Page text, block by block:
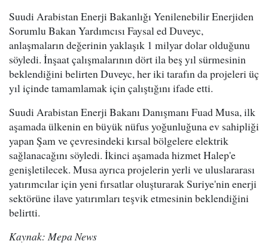
Suudi Arabistan Enerji Bakanlığı Yenilenebilir Enerjiden
Sorumlu Bakan Yardımcısı Faysal ed Duveyc,
anlaşmaların değerinin yaklaşık 1 milyar dolar olduğunu
söyledi. İnşaat çalışmalarının dört ila beş yıl sürmesinin
beklendiğini belirten Duveyc, her iki tarafın da projeleri üç
yıl içinde tamamlamak için çalıştığını ifade etti.
Suudi Arabistan Enerji Bakanı Danışmanı Fuad Musa, ilk
aşamada ülkenin en büyük nüfus yoğunluğuna ev sahipliği
yapan Şam ve çevresindeki kırsal bölgelere elektrik
sağlanacağını söyledi. İkinci aşamada hizmet Halep'e
genişletilecek. Musa ayrıca projelerin yerli ve uluslararası
yatırımcılar için yeni fırsatlar oluşturarak Suriye'nin enerji
sektörüne ilave yatırımları teşvik etmesinin beklendiğini
belirtti.
Kaynak: Mepa News